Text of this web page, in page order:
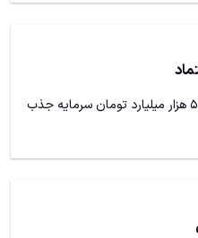
تا کنون بیش از ۵۰‌ هزار میلیارد تومان سرمایه جذب